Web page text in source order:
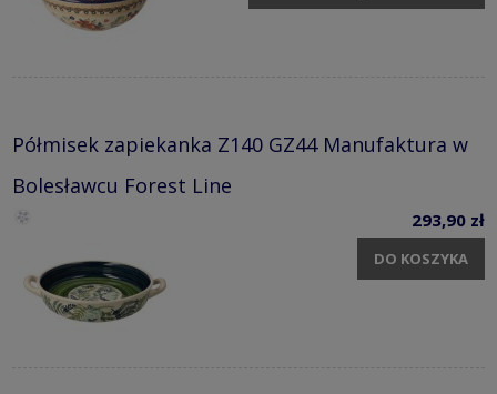
Półmisek zapiekanka Z140 GZ44 Manufaktura w
Bolesławcu Forest Line
293,90 zł
DO KOSZYKA